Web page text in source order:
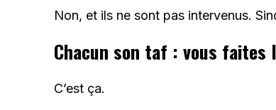
Non, et ils ne sont pas intervenus.
Chacun son taf : vous
C’est ça.